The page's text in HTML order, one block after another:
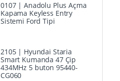
0107 | Anadolu Plus Açma
Kapama Keyless Entry
Sistemi Ford Tipi
2105 | Hyundai Staria
Smart Kumanda 47 Çip
434MHz 5 buton 95440-
CG060